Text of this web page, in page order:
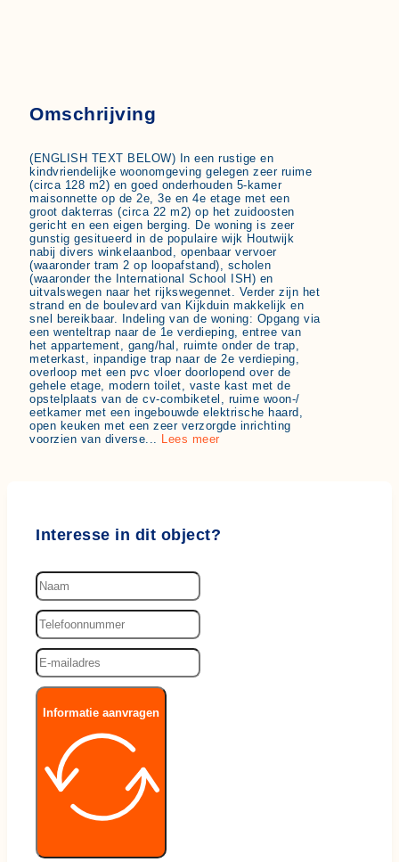
Omschrijving
(ENGLISH TEXT BELOW) In een rustige en
kindvriendelijke woonomgeving gelegen zeer ruime
(circa 128 m2) en goed onderhouden 5-kamer
maisonnette op de 2e, 3e en 4e etage met een
groot dakterras (circa 22 m2) op het zuidoosten
gericht en een eigen berging. De woning is zeer
gunstig gesitueerd in de populaire wijk Houtwijk
nabij divers winkelaanbod, openbaar vervoer
(waaronder tram 2 op loopafstand), scholen
(waaronder the International School ISH) en
uitvalswegen naar het rijkswegennet. Verder zijn het
strand en de boulevard van Kijkduin makkelijk en
snel bereikbaar. Indeling van de woning: Opgang via
een wenteltrap naar de 1e verdieping, entree van
het appartement, gang/hal, ruimte onder de trap,
meterkast, inpandige trap naar de 2e verdieping,
overloop met een pvc vloer doorlopend over de
gehele etage, modern toilet, vaste kast met de
opstelplaats van de cv-combiketel, ruime woon-/
eetkamer met een ingebouwde elektrische haard,
open keuken met een zeer verzorgde inrichting
voorzien van diverse... Lees meer
Interesse in dit object?
Informatie aanvragen